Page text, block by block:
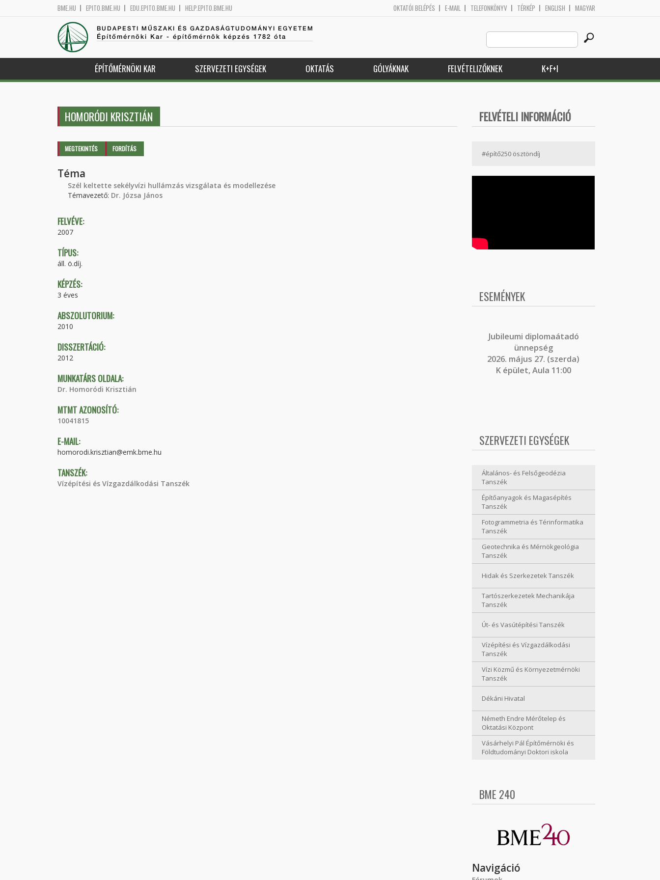
BME.HU EPITO.BME.HU EDU.EPITO.BME.HU HELP.EPITO.BME.HU OKTATÓI BELÉPÉS E-MAIL TELEFONKÖNYV TÉRKÉP ENGLISH MAGYAR
BUDAPESTI MŰSZAKI ÉS GAZDASÁGTUDOMÁNYI EGYETEM
Építőmérnöki Kar - építőmérnök képzés 1782 óta
Search
this
site
ÉPÍTŐMÉRNÖKI KAR SZERVEZETI EGYSÉGEK OKTATÁS GÓLYÁKNAK FELVÉTELIZŐKNEK K+F+I
HOMORÓDI KRISZTIÁN
Elsődleges fülek
MEGTEKINTÉS (AKTÍVFORDÍTÁS
Téma
Szél keltette sekélyvízi hullámzás vizsgálata és modellezése
Témavezető: Dr. Józsa János
FELVÉVE:
2007
TÍPUS:
áll. ö.díj.
KÉPZÉS:
3 éves
ABSZOLUTORIUM:
2010
DISSZERTÁCIÓ:
2012
MUNKATÁRS OLDALA:
Dr. Homoródi Krisztián
MTMT AZONOSÍTÓ:
10041815
E-MAIL:
homorodi.krisztian@emk.bme.hu
TANSZÉK:
Vízépítési és Vízgazdálkodási Tanszék
FELVÉTELI INFORMÁCIÓ
#építő250 ösztöndíj
ESEMÉNYEK
Jubileumi diplomaátadó
ünnepség
2026. május 27. (szerda)
K épület, Aula 11:00
SZERVEZETI EGYSÉGEK
Általános- és Felsőgeodézia
Tanszék
Építőanyagok és Magasépítés
Tanszék
Fotogrammetria és Térinformatika
Tanszék
Geotechnika és Mérnökgeológia
Tanszék
Hidak és Szerkezetek Tanszék
Tartószerkezetek Mechanikája
Tanszék
Út- és Vasútépítési Tanszék
Vízépítési és Vízgazdálkodási
Tanszék
Vízi Közmű és Környezetmérnöki
Tanszék
Dékáni Hivatal
Németh Endre Mérőtelep és
Oktatási Központ
Vásárhelyi Pál Építőmérnöki és
Földtudományi Doktori iskola
BME 240
Navigáció